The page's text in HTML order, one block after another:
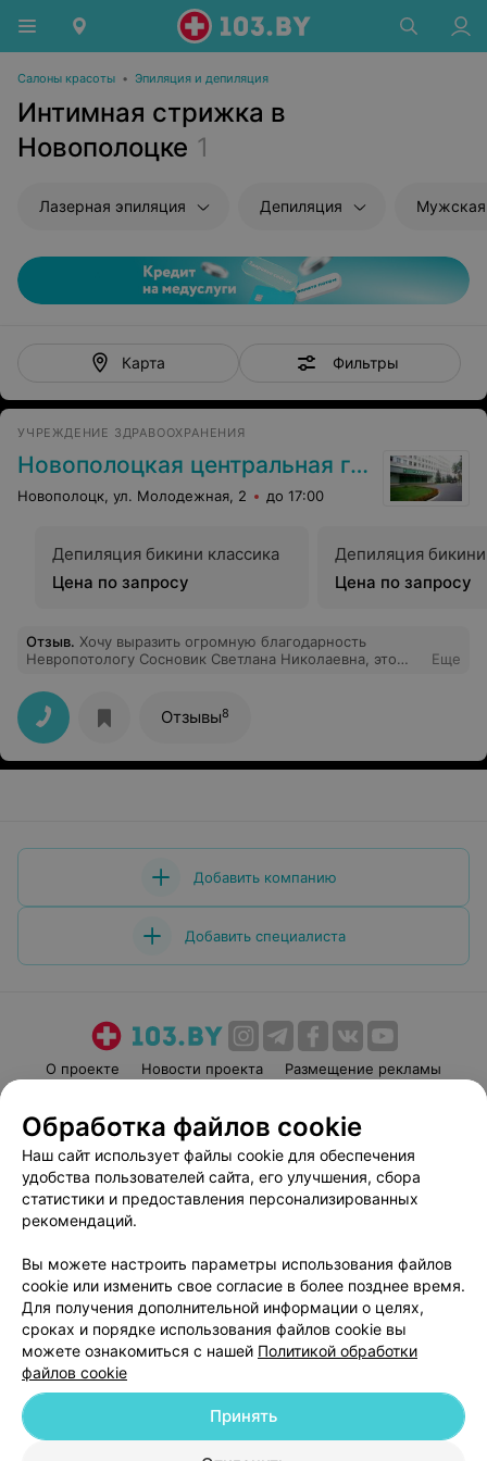
Салоны красоты • Эпиляция и депиляция
Интимная стрижка в
Новополоцке 1
Лазерная эпиляция Депиляция Мужская
Карта Фильтры
УЧРЕЖДЕНИЕ ЗДРАВООХРАНЕНИЯ
Новополоцкая центральная городская больница
Новополоцк, ул. Молодежная, 2 до 17:00
Депиляция бикини классика
Цена по запросу
Депиляция
Цена по запросу
Отзыв. Хочу выразить огромную благодарность
Невропотологу Сосновик Светлана Николаевна, это
помогла моей маме и мне, всегда выслушает и очень
человечная и добрая, побольше бы таких врачей, как
она, на таких врачах больница и держится! Спасибо
вам огромное, здоровья вам крепкого и вашей семье
Еще
Отзывы8
Добавить компанию
Добавить специалиста
О проекте Новости проекта
Размещение рекламы
Пользовательское соглашение
Способы оплаты
Вакансии
Партнеры
Написать руководителю 103.by
Обработка персональных данных
© 2026 ООО «Артокс Лаб», УНП 191700409
| 220012, Республика Беларусь,
г. Минск, улица Толбухина, 2, пом. 16 | help@103.by
Обработка файлов cookie
Наш сайт использует файлы cookie для обеспечения
удобства пользователей сайта, его улучшения, сбора
статистики и предоставления персонализированных
рекомендаций.
Вы можете настроить параметры использования файлов
cookie или изменить свое согласие в более позднее время.
Для получения дополнительной информации о целях,
сроках и порядке использования файлов cookie вы
можете ознакомиться с нашей Политикой обработки
файлов cookie
Принять